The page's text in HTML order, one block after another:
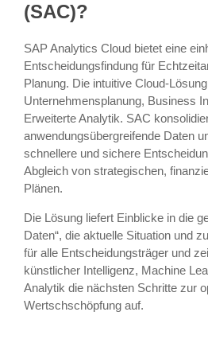
(SAC)?
SAP Analytics Cloud bietet eine
Entscheidungsfindung für
Planung. Die intuitive Cloud-
Unternehmensplanung, Business
Erweiterte Analytik. SAC
anwendungsübergreifende Daten
schnellere und sichere
Abgleich von strategischen,
Plänen.
Die Lösung liefert Einblicke in die
Daten“, die aktuelle Situation und
für alle Entscheidungsträger und
künstlicher Intelligenz, Machine
Analytik die nächsten Schritte zur
Wertschschöpfung auf.